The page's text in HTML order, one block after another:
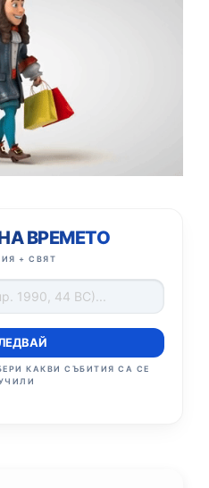
ВРЕМЕТО
+ СВЯТ
КАКВИ СЪБИТИЯ СА СЕ